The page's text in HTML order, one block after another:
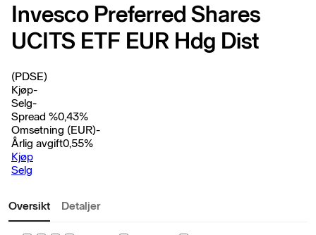
Invesco Preferred Shares
UCITS ETF EUR Hdg Dist
(PDSE)
Kjøp-
Selg-
Spread %0,43%
Omsetning (EUR)-
Årlig avgift0,55%
Kjøp
Selg
Oversikt Detaljer